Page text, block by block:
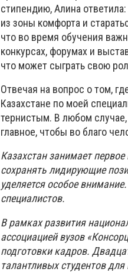
стипендию, Алина
из зоны комфорта и
что во время обучения
конкурсах, форумах и
что может сыграть свою
Отвечая на вопрос о том,
Казахстане по моей
тернистым. В любом
главное, чтобы во благо
Казахстан занимает
сохранять лидирующие
уделяется особое
специалистов.
В рамках развития
ассоциацией вузов
подготовки кадров.
талантливых студентов